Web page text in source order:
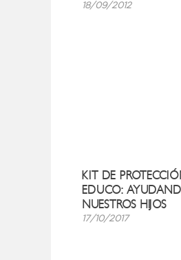
18/09/2012
KIT DE
EDUCO:
NUESTROS HIJOS
17/10/2017